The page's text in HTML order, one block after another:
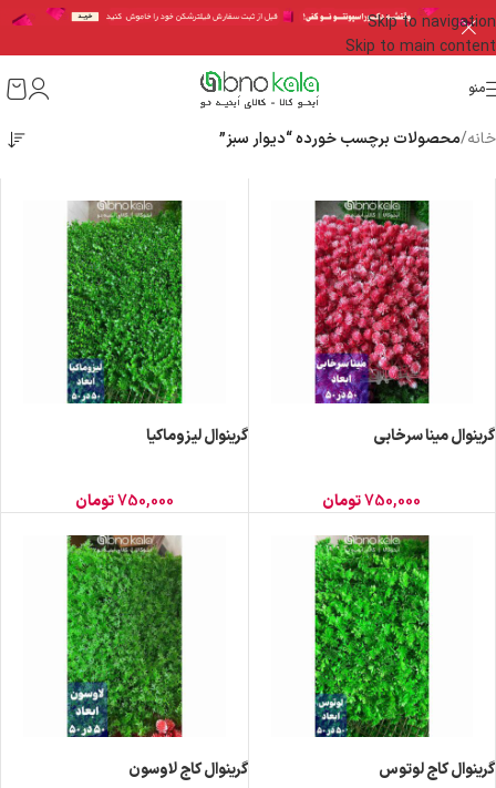
Skip to navigation
Skip to main content
منو
خانه/محصولات برچسب خورده “دیوار سبز”
گرینوال مینا سرخابی
750,000تومان
گرینوال لیزوماکیا
750,000تومان
گرینوال کاج لوتوس گرینوال کاج لاوسون